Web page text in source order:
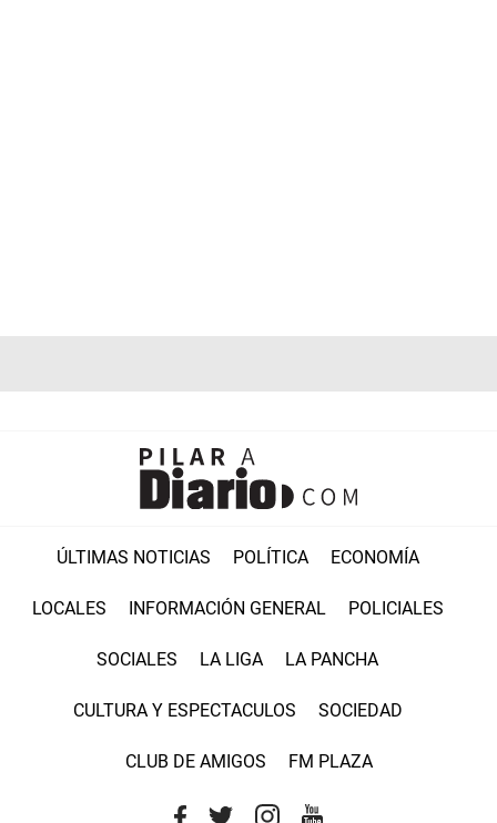
ÚLTIMAS NOTICIAS POLÍTICA ECONOMÍA
LOCALES INFORMACIÓN GENERAL POLICIALES
SOCIALES LA LIGA LA PANCHA
CULTURA Y ESPECTACULOS SOCIEDAD
CLUB DE AMIGOS FM PLAZA